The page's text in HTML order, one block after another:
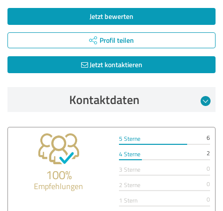
Jetzt bewerten
Profil teilen
Jetzt kontaktieren
Kontaktdaten
100%
Empfehlungen
5 Sterne
6
4 Sterne
2
3 Sterne
0
2 Sterne
0
1 Stern
0